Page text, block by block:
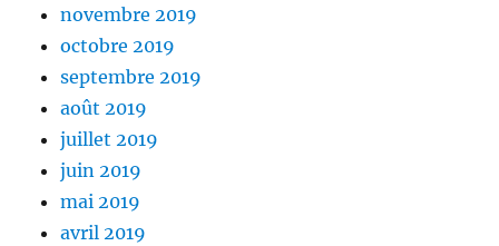
novembre 2019
octobre 2019
septembre 2019
août 2019
juillet 2019
juin 2019
mai 2019
avril 2019